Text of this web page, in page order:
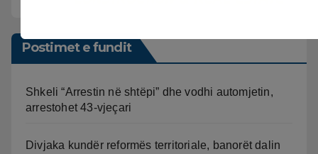
Postimet e fundit
Shkeli “Arrestin në shtëpi” dhe vodhi automjetin,
arrestohet 43-vjeçari
Divjaka kundër reformës territoriale, banorët dalin